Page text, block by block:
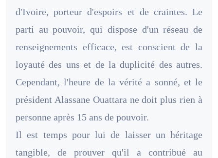
d'Ivoire, porteur d'espoirs et de craintes. Le
parti au pouvoir, qui dispose d'un réseau de
renseignements efficace, est conscient de la
loyauté des uns et de la duplicité des autres.
Cependant, l'heure de la vérité a sonné, et le
président Alassane Ouattara ne doit plus rien à
personne après 15 ans de pouvoir.
Il est temps pour lui de laisser un héritage
tangible, de prouver qu'il a contribué au